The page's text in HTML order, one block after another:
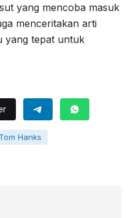
yang mencoba masuk
menceritakan arti
yang tepat untuk
Hanks